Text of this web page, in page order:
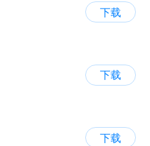
下载
下载
下载